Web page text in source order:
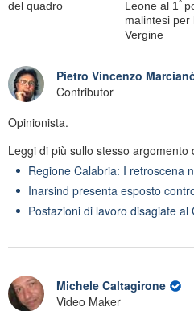
del quadro
Leone al 1ﾟ
malintesi per
Vergine
Pietro Vincenzo
Contributor
Opinionista.
Leggi di più sullo stesso
Regione Calabria: I retroscena
Inarsind presenta esposto
Postazioni di lavoro disagiate
Michele Caltagirone
Video Maker